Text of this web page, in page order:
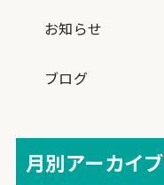
お知らせ
ブログ
月別アーカイブ